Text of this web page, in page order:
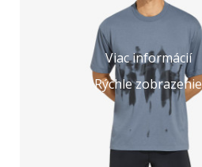
Viac informácií
Rýchle zobrazenie